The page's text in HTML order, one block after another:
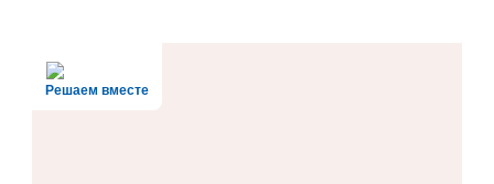
Решаем вместе